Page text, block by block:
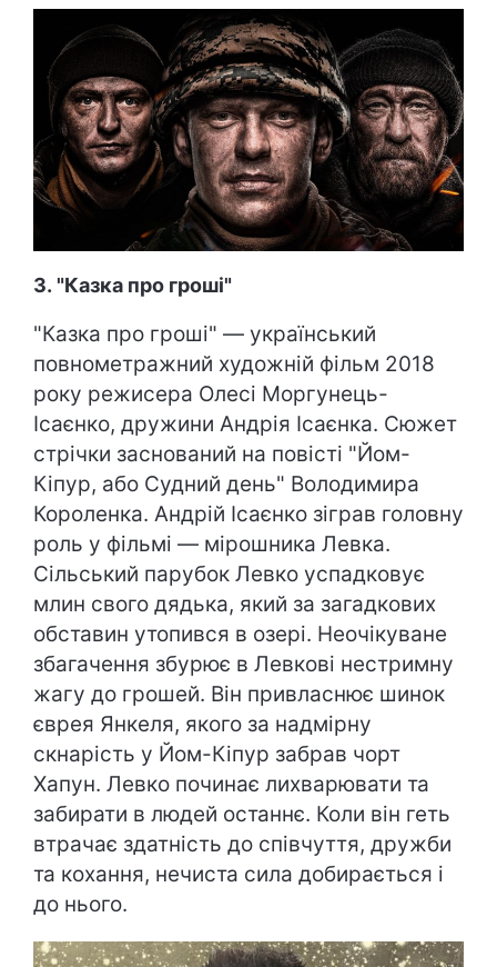
3. "Казка про гроші"
"Казка про гроші" — український
повнометражний художній фільм 2018
року режисера Олесі Моргунець-
Ісаєнко, дружини Андрія Ісаєнка. Сюжет
стрічки заснований на повісті "Йом-
Кіпур, або Судний день" Володимира
Короленка. Андрій Ісаєнко зіграв головну
роль у фільмі — мірошника Левка.
Сільський парубок Левко успадковує
млин свого дядька, який за загадкових
обставин утопився в озері. Неочікуване
збагачення збурює в Левкові нестримну
жагу до грошей. Він привласнює шинок
єврея Янкеля, якого за надмірну
скнарість у Йом-Кіпур забрав чорт
Хапун. Левко починає лихварювати та
забирати в людей останнє. Коли він геть
втрачає здатність до співчуття, дружби
та кохання, нечиста сила добирається і
до нього.